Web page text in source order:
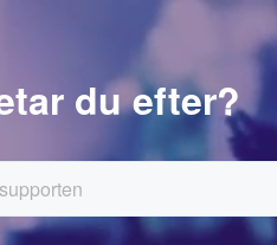
du efter?